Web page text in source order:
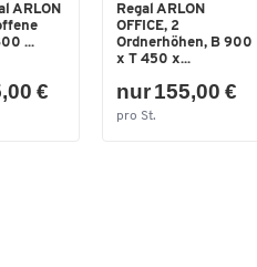
ARLON
...
€
Regal ARLON
OFFICE, 2
Ordnerhöhen, B 900
x T 450 x...
nur 155,00 €
pro St.